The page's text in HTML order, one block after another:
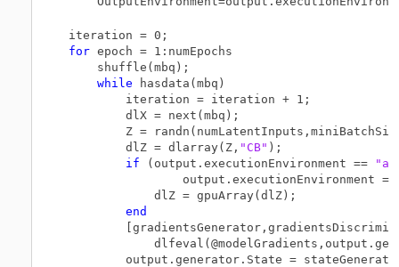
for epoch = 1:numEpochs
    shuffle(mbq);
while hasdata(mbq)
        iteration = iteration + 1;
        dlX = next(mbq);
Z =
        dlZ = dlarray(Z,
"CB" );
if (output.executionEnvironment ==
output.executionEnvironment
            dlZ = gpuArray(dlZ);
end
output.generator.State =